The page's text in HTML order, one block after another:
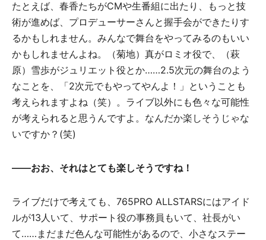
たとえば、春香たちがCMや生番組に出たり、もっと技
術が進めば、プロデューサーさんと握手会ができたりす
るかもしれません。みんなで舞台をやってみるのもいい
かもしれませんよね。（菊地）真がロミオ役で、（萩
原）雪歩がジュリエット役とか……2.5次元の舞台のよう
なことを、「2次元でもやってやんよ！」ということも
考えられますよね（笑）。ライブ以外にも色々な可能性
が考えられると思うんですよ。なんだか楽しそうじゃな
いですか？(笑)
――おお、それはとても楽しそうですね！
ライブだけで考えても、765PRO ALLSTARSにはアイド
ルが13人いて、サポート役の事務員もいて、社長がい
て……まだまだ色んな可能性があるので、小さなステー